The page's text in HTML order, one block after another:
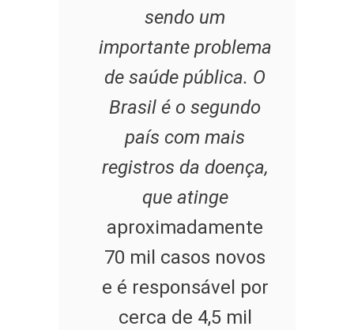
sendo um
importante problema
de saúde pública. O
Brasil é o segundo
país com mais
registros da doença,
que atinge
aproximadamente
70 mil casos novos
e é responsável por
cerca de 4,5 mil